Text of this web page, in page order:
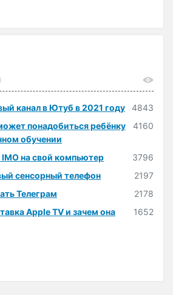
канал в Ютуб в 2021 году
4843
понадобиться ребёнку
обучении
4160
IMO на свой компьютер
3796
сенсорный телефон
2197
Телеграм
2178
Apple TV и зачем она
1652